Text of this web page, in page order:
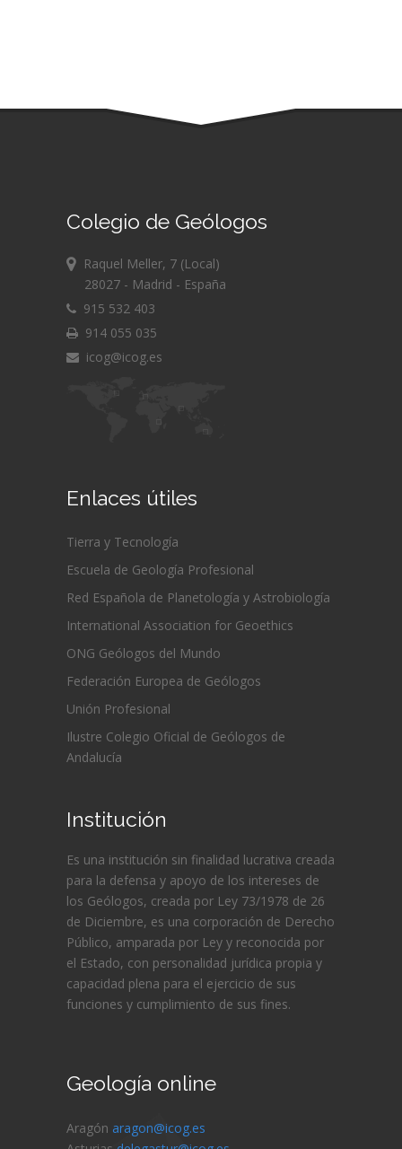
Colegio de Geólogos
Raquel Meller, 7 (Local)
28027 - Madrid - España
915 532 403
914 055 035
icog@icog.es
Enlaces útiles
Tierra y Tecnología
Escuela de Geología Profesional
Red Española de Planetología y Astrobiología
International Association for Geoethics
ONG Geólogos del Mundo
Federación Europea de Geólogos
Unión Profesional
Ilustre Colegio Oficial de Geólogos de
Andalucía
Institución
Es una institución sin finalidad lucrativa creada
para la defensa y apoyo de los intereses de
los Geólogos, creada por Ley 73/1978 de 26
de Diciembre, es una corporación de Derecho
Público, amparada por Ley y reconocida por
el Estado, con personalidad jurídica propia y
capacidad plena para el ejercicio de sus
funciones y cumplimiento de sus fines.
Geología online
Aragón aragon@icog.es